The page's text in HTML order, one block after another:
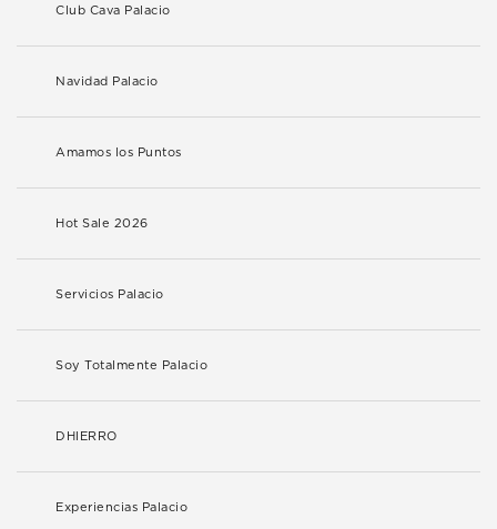
Club Cava Palacio
Navidad Palacio
Amamos los Puntos
Hot Sale 2026
Servicios Palacio
Soy Totalmente Palacio
DHIERRO
Experiencias Palacio